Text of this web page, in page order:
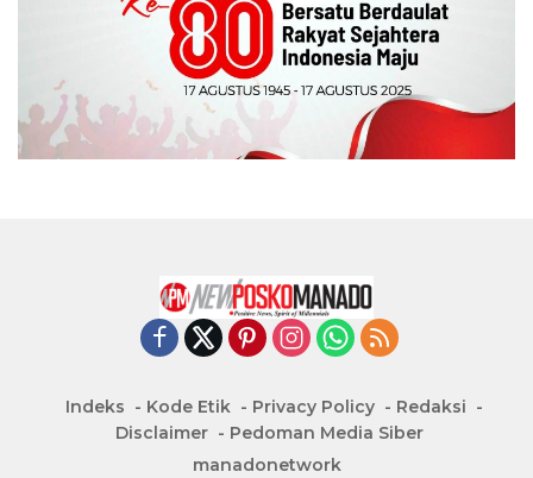
Indeks Kode Etik Privacy Policy
Redaksi
Disclaimer
Pedoman Media Siber
manadonetwork